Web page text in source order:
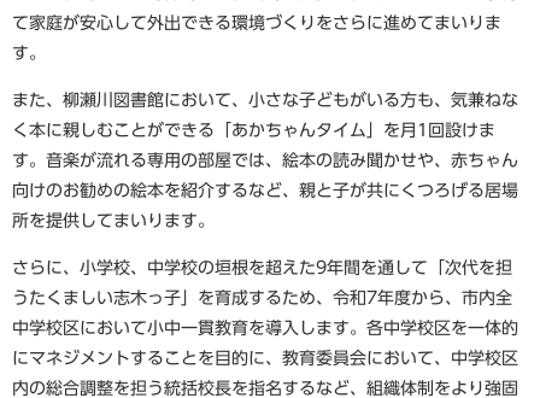
て家庭が安心して外出できる環境づくりをさらに進めてまいりま
す。
また、柳瀬川図書館において、小さな子どもがいる方も、気兼ねな
く本に親しむことができる「あかちゃんタイム」を月1回設けま
す。音楽が流れる専用の部屋では、絵本の読み聞かせや、赤ちゃん
向けのお勧めの絵本を紹介するなど、親と子が共にくつろげる居場
所を提供してまいります。
さらに、小学校、中学校の垣根を超えた9年間を通して「次代を担
うたくましい志木っ子」を育成するため、令和7年度から、市内全
中学校区において小中一貫教育を導入します。各中学校区を一体的
にマネジメントすることを目的に、教育委員会において、中学校区
内の総合調整を担う統括校長を指名するなど、組織体制をより強固